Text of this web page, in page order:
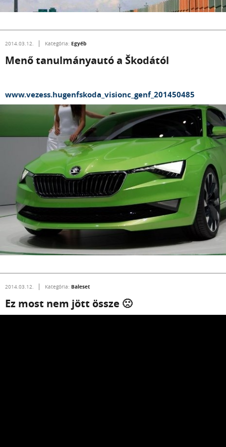
2014.03.12. Kategória: Egyéb
Menő tanulmányautó a Škodától
www.vezess.hugenfskoda_visionc_genf_201450485
2014.03.12. Kategória: Baleset
Ez most nem jött össze 🙁